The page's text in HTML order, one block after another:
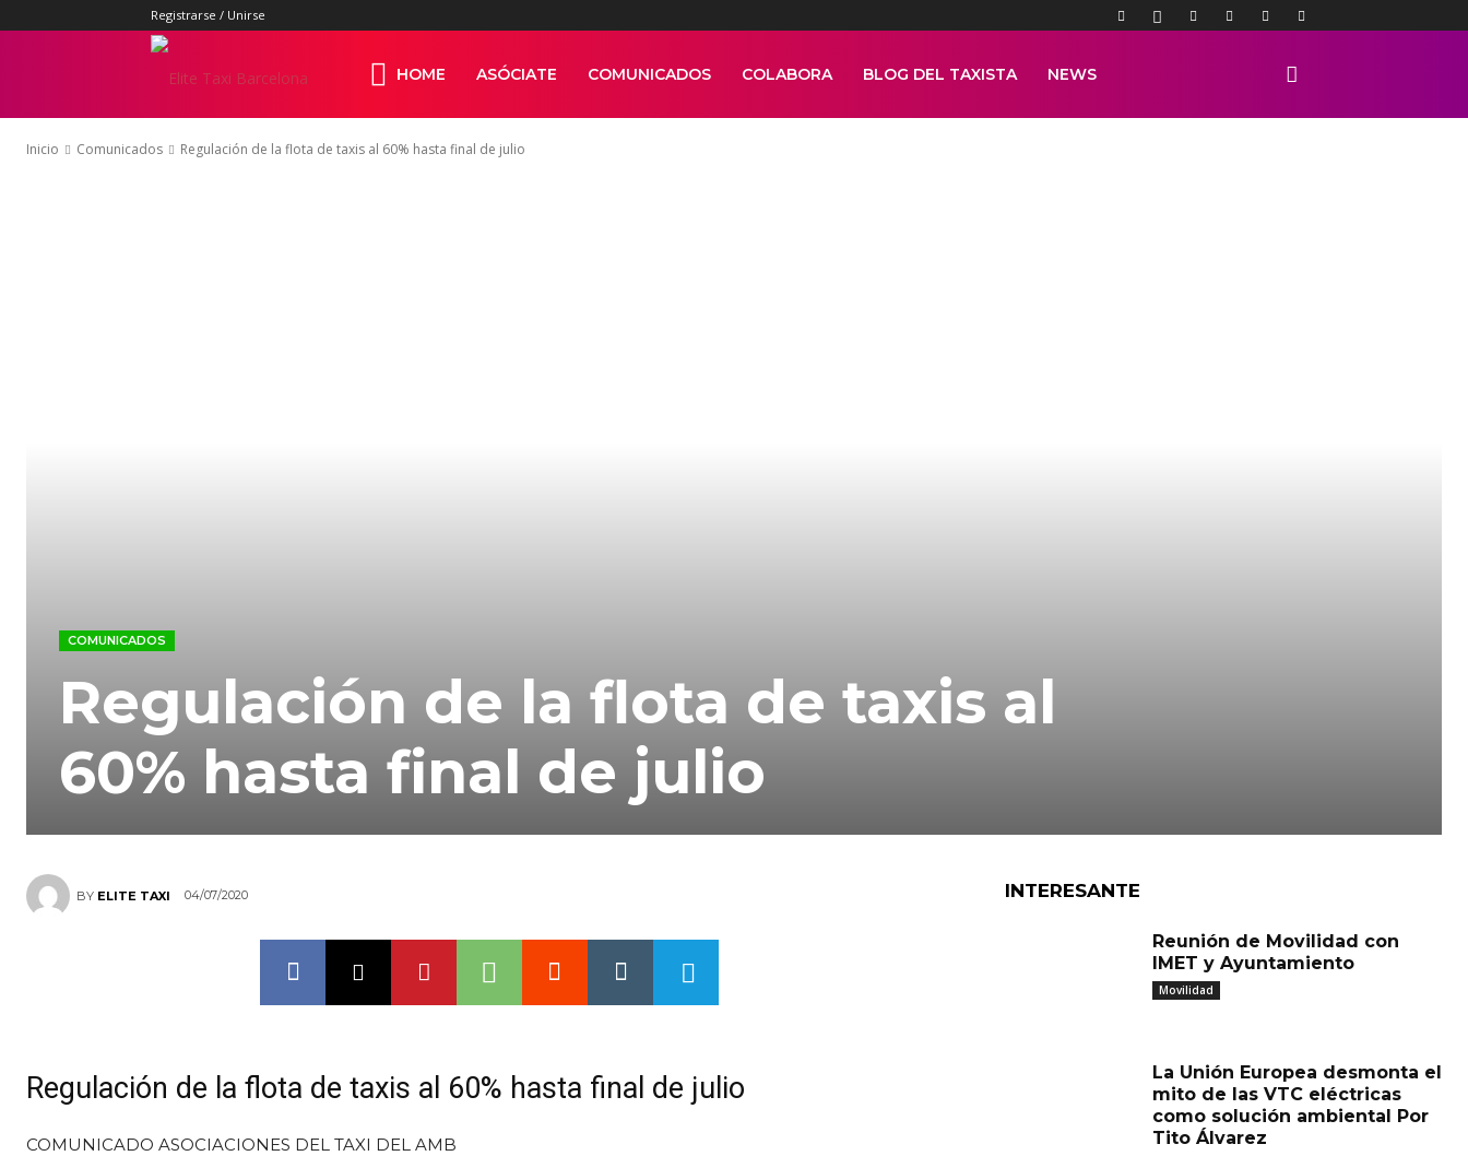
Registrarse / Unirse
Taxi
HOME ASÓCIATE COMUNICADOS COLABORA BLOG DEL TAXISTA NEWS
Inicio Comunicados Regulación de la flota de taxis al 60% hasta final de julio
COMUNICADOS
Regulación de la flota de taxis al
60% hasta final de julio
BY ELITE TAXI 04/07/2020
Regulación de la flota de taxis al 60% hasta final de julio
COMUNICADO ASOCIACIONES DEL TAXI DEL AMB
INTERESANTE
Reunión de Movilidad con
IMET y Ayuntamiento
Movilidad
La Unión Europea desmonta el
mito de las VTC eléctricas
como solución ambiental Por
Tito Álvarez